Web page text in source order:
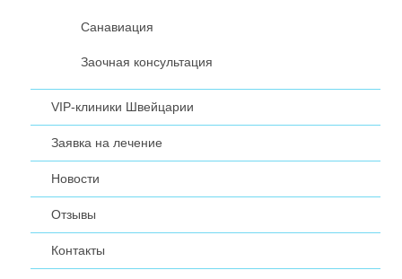
Санавиация
Заочная консультация
VIP-клиники Швейцарии
Заявка на лечение
Новости
Отзывы
Контакты